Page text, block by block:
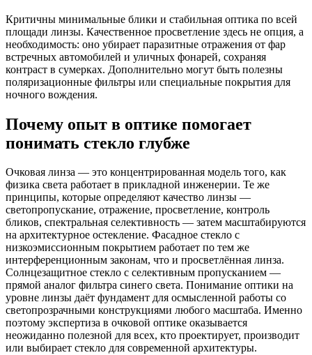
Критичны минимальные блики и стабильная оптика по всей
площади линзы. Качественное просветление здесь не опция, а
необходимость: оно убирает паразитные отражения от фар
встречных автомобилей и уличных фонарей, сохраняя
контраст в сумерках. Дополнительно могут быть полезны
поляризационные фильтры или специальные покрытия для
ночного вождения.
Почему опыт в оптике помогает
понимать стекло глубже
Очковая линза — это концентрированная модель того, как
физика света работает в прикладной инженерии. Те же
принципы, которые определяют качество линзы —
светопропускание, отражение, просветление, контроль
бликов, спектральная селективность — затем масштабируются
на архитектурное остекление. Фасадное стекло с
низкоэмиссионным покрытием работает по тем же
интерференционным законам, что и просветлённая линза.
Солнцезащитное стекло с селективным пропусканием —
прямой аналог фильтра синего света. Понимание оптики на
уровне линзы даёт фундамент для осмысленной работы со
светопрозрачными конструкциями любого масштаба. Именно
поэтому экспертиза в очковой оптике оказывается
неожиданно полезной для всех, кто проектирует, производит
или выбирает стекло для современной архитектуры.